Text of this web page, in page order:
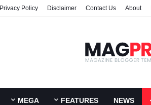
About
Contact Us
Disclaimer
Privacy Policy
NEWS
FEATURES
MEGA